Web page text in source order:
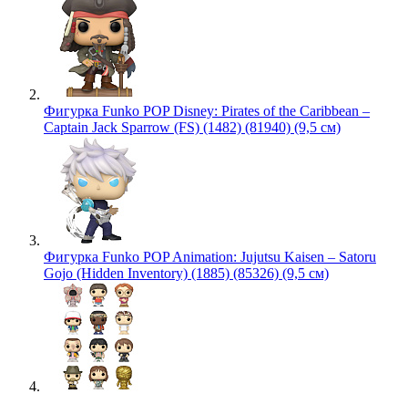
Фигурка Funko POP Disney: Pirates of the Caribbean –
Captain Jack Sparrow (FS) (1482) (81940) (9,5 см)
Фигурка Funko POP Animation: Jujutsu Kaisen – Satoru
Gojo (Hidden Inventory) (1885) (85326) (9,5 см)